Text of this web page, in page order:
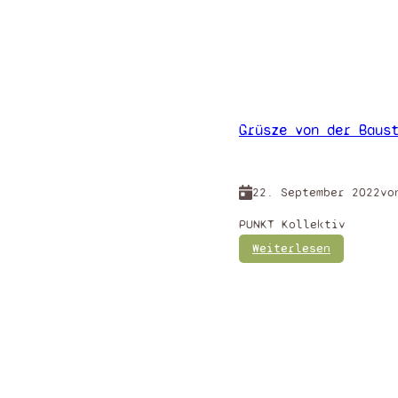
Grüsze von der
22. September 2022
PUNKT Kollektiv
Weiterlesen:
G